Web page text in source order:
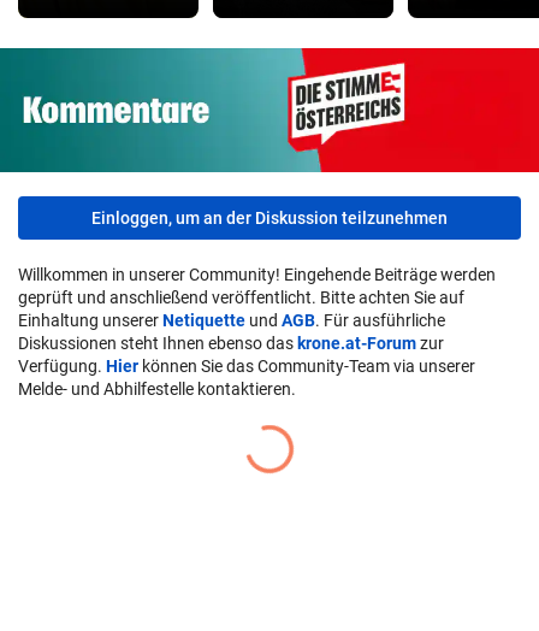
Einloggen, um an der Diskussion teilzunehmen
Willkommen in unserer Community! Eingehende Beiträge werden
geprüft und anschließend veröffentlicht. Bitte achten Sie auf
Einhaltung unsererNetiquette und AGB. Für ausführliche
Diskussionen steht Ihnen ebenso das krone.at-Forumzur
Verfügung. Hier können Sie das Community-Team via unserer
Melde- und Abhilfestelle kontaktieren.